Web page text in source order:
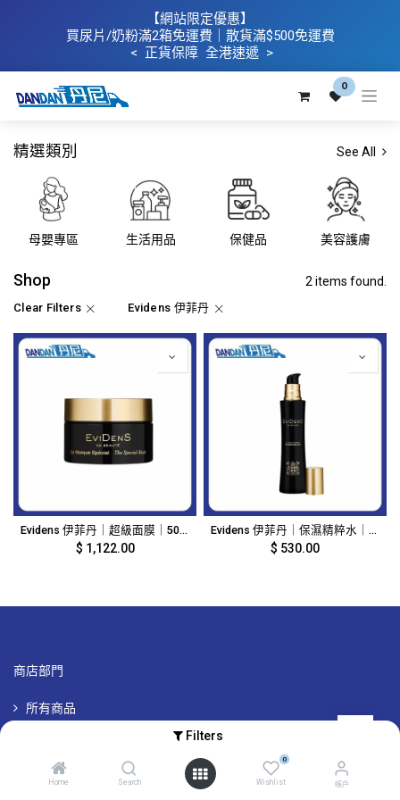
Filters
Home Search
0
Wishlist 帳戶
【網站限定優惠】
買尿片/奶粉滿2箱免運費｜散​貨滿$500免運費
< 正貨保障 全港速遞 >
0
精選類別 See All
母嬰專區 生活用品 保健品 美容護膚
Shop 2 items found.
Clear Filters Evidens 伊菲丹
Evidens 伊菲丹｜超級面膜｜50ml｜15971
$ 1,122.00
Evidens 伊菲丹｜保濕精粹水｜200ml｜14938
$ 530.00
商店部門
所有商品